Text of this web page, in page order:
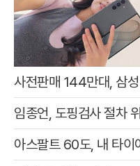
사전판매 144만대, 삼
임종언, 도핑검사 절차
아스팔트 60도, 내 타이